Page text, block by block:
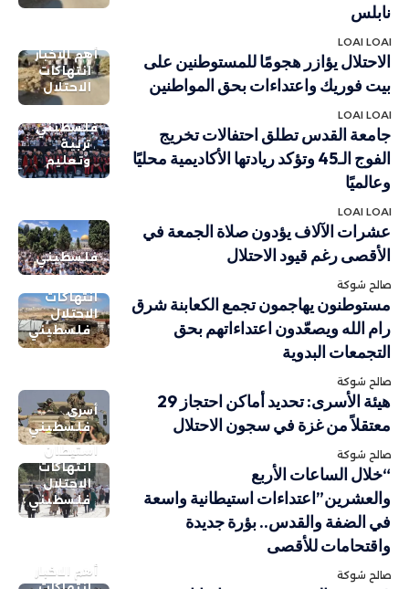
نابلس
LOAI LOAI
أهم الاخبار
انتهاكات
الاحتلال
الاحتلال يؤازر هجومًا للمستوطنين على
بيت فوريك واعتداءات بحق المواطنين
LOAI LOAI
فلسطيني
تربية
وتعليم
جامعة القدس تطلق احتفالات تخريج
الفوج الـ45 وتؤكد ريادتها الأكاديمية محليًا
وعالميًا
LOAI LOAI
فلسطيني
عشرات الآلاف يؤدون صلاة الجمعة في
الأقصى رغم قيود الاحتلال
صالح شوكة
انتهاكات
الاحتلال
فلسطيني
مستوطنون يهاجمون تجمع الكعابنة شرق
رام الله ويصعّدون اعتداءاتهم بحق
التجمعات البدوية
صالح شوكة
أسرى
فلسطيني
هيئة الأسرى: تحديد أماكن احتجاز 29
معتقلاً من غزة في سجون الاحتلال
صالح شوكة
استيطان
انتهاكات
الاحتلال
فلسطيني
“خلال الساعات الأربع
والعشرين”اعتداءات استيطانية واسعة
في الضفة والقدس.. بؤرة جديدة
واقتحامات للأقصى
صالح شوكة
أهم الاخبار